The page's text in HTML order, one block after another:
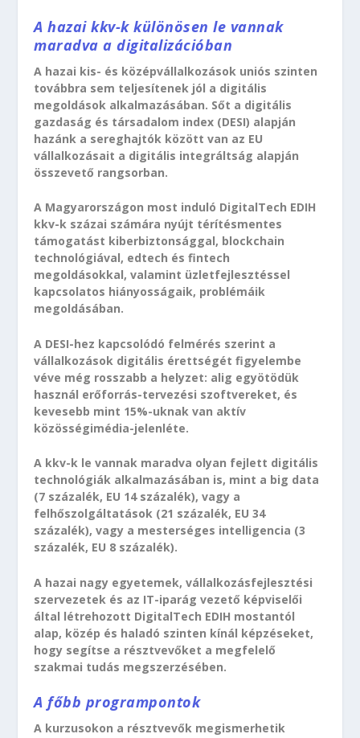
A hazai kkv-k különösen le vannak
maradva a digitalizációban
A hazai kis- és középvállalkozások uniós szinten
továbbra sem teljesítenek jól a digitális
megoldások alkalmazásában. Sőt a digitális
gazdaság és társadalom index (DESI) alapján
hazánk a sereghajtók között van az EU
vállalkozásait a digitális integráltság alapján
összevető rangsorban.
A Magyarországon most induló DigitalTech EDIH
kkv-k százai számára nyújt térítésmentes
támogatást kiberbiztonsággal, blockchain
technológiával, edtech és fintech
megoldásokkal, valamint üzletfejlesztéssel
kapcsolatos hiányosságaik, problémáik
megoldásában.
A DESI-hez kapcsolódó felmérés szerint a
vállalkozások digitális érettségét figyelembe
véve még rosszabb a helyzet: alig egyötödük
használ erőforrás-tervezési szoftvereket, és
kevesebb mint 15%-uknak van aktív
közösségimédia-jelenléte.
A kkv-k le vannak maradva olyan fejlett digitális
technológiák alkalmazásában is, mint a big data
(7 százalék, EU 14 százalék), vagy a
felhőszolgáltatások (21 százalék, EU 34
százalék), vagy a mesterséges intelligencia (3
százalék, EU 8 százalék).
A hazai nagy egyetemek, vállalkozásfejlesztési
szervezetek és az IT-iparág vezető képviselői
által létrehozott DigitalTech EDIH mostantól
alap, közép és haladó szinten kínál képzéseket,
hogy segítse a résztvevőket a megfelelő
szakmai tudás megszerzésében.
A főbb programpontok
A kurzusokon a résztvevők megismerhetik